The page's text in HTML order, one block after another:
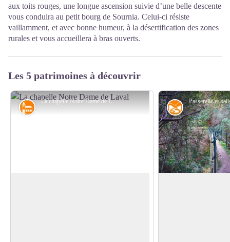
aux toits rouges, une longue ascension suivie d’une belle descente
vous conduira au petit bourg de Sournia. Celui-ci résiste
vaillamment, et avec bonne humeur, à la désertification des zones
rurales et vous accueillera à bras ouverts.
Les 5 patrimoines à découvrir
La chapelle Notre Dame de Laval - © M. Castillo - CD66
Patrimoine religieux Géographie